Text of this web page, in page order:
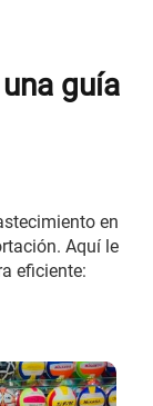
guía
en
Aquí le
eficiente: